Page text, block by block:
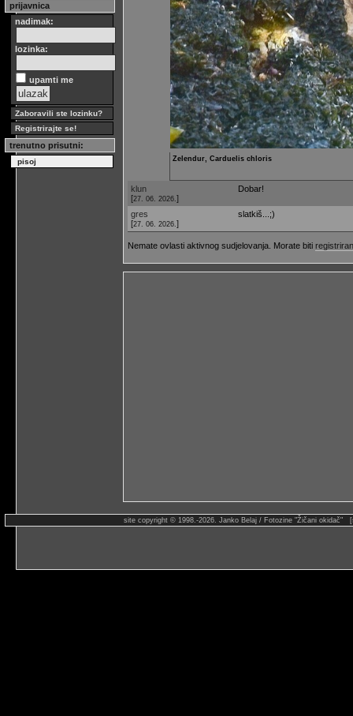
prijavnica
nadimak:
lozinka:
upamti me
Zaboravili ste lozinku?
Registrirajte se!
trenutno prisutni:
pisoj Zelendur, Carduelis chloris
klun
[27. 06. 2026. ]
Dobar!
gres
[27. 06. 2026. ]
slatkiš...;)
Nemate ovlasti aktivnog sudjelovanja. Morate biti
site copyright © 1998.-2026. Janko Belaj / Fotozine "Žičani okidač"